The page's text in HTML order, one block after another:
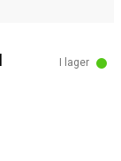
I lager